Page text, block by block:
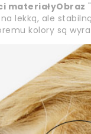
materiałyObraz
lekką, ale
kolory są